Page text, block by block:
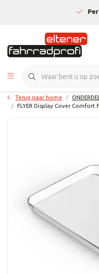
Terug naar home
FLYER Display Cover Comfort